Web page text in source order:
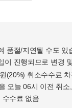
품절/지연될 수도 있
이 진행되므로 변경
(20%) 취소수수료
오늘 06시 이전 취
수수료 없음